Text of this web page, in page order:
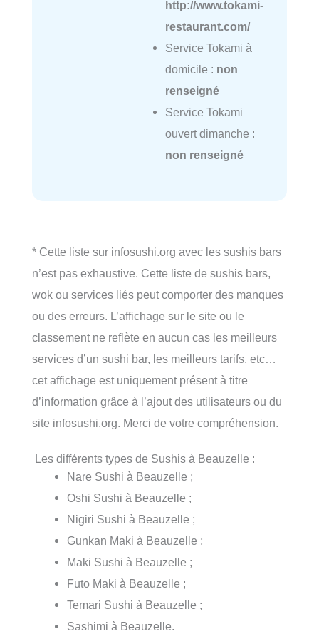
http://www.tokami-
restaurant.com/
Service Tokami à
domicile : non
renseigné
Service Tokami
ouvert dimanche :
non renseigné
* Cette liste sur infosushi.org avec les sushis bars
n’est pas exhaustive. Cette liste de sushis bars,
wok ou services liés peut comporter des manques
ou des erreurs. L’affichage sur le site ou le
classement ne reflète en aucun cas les meilleurs
services d’un sushi bar, les meilleurs tarifs, etc…
cet affichage est uniquement présent à titre
d’information grâce à l’ajout des utilisateurs ou du
site infosushi.org. Merci de votre compréhension.
Les différents types de Sushis à Beauzelle :
Nare Sushi à Beauzelle ;
Oshi Sushi à Beauzelle ;
Nigiri Sushi à Beauzelle ;
Gunkan Maki à Beauzelle ;
Maki Sushi à Beauzelle ;
Futo Maki à Beauzelle ;
Temari Sushi à Beauzelle ;
Sashimi à Beauzelle.